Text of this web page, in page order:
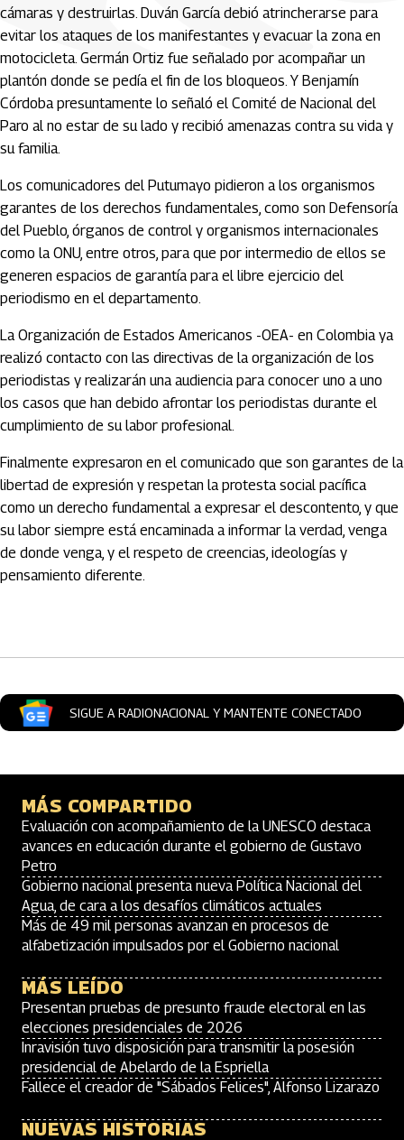
cámaras y destruirlas. Duván García debió atrincherarse para
evitar los ataques de los manifestantes y evacuar la zona en
motocicleta. Germán Ortiz fue señalado por acompañar un
plantón donde se pedía el fin de los bloqueos. Y Benjamín
Córdoba presuntamente lo señaló el Comité de Nacional del
Paro al no estar de su lado y recibió amenazas contra su vida y
su familia.
Los comunicadores del Putumayo pidieron a los organismos
garantes de los derechos fundamentales, como son Defensoría
del Pueblo, órganos de control y organismos internacionales
como la ONU, entre otros, para que por intermedio de ellos se
generen espacios de garantía para el libre ejercicio del
periodismo en el departamento.
La Organización de Estados Americanos -OEA- en Colombia ya
realizó contacto con las directivas de la organización de los
periodistas y realizarán una audiencia para conocer uno a uno
los casos que han debido afrontar los periodistas durante el
cumplimiento de su labor profesional.
Finalmente expresaron en el comunicado que son garantes de la
libertad de expresión y respetan la protesta social pacífica
como un derecho fundamental a expresar el descontento, y que
su labor siempre está encaminada a informar la verdad, venga
de donde venga, y el respeto de creencias, ideologías y
pensamiento diferente.
SIGUE A RADIONACIONAL Y MANTENTE CONECTADO
MÁS COMPARTIDO
Evaluación con acompañamiento de la UNESCO destaca
avances en educación durante el gobierno de Gustavo
Petro
Gobierno nacional presenta nueva Política Nacional del
Agua, de cara a los desafíos climáticos actuales
Más de 49 mil personas avanzan en procesos de
alfabetización impulsados por el Gobierno nacional
MÁS LEÍDO
Presentan pruebas de presunto fraude electoral en las
elecciones presidenciales de 2026
Inravisión tuvo disposición para transmitir la posesión
presidencial de Abelardo de la Espriella
Fallece el creador de "Sábados Felices", Alfonso Lizarazo
NUEVAS HISTORIAS